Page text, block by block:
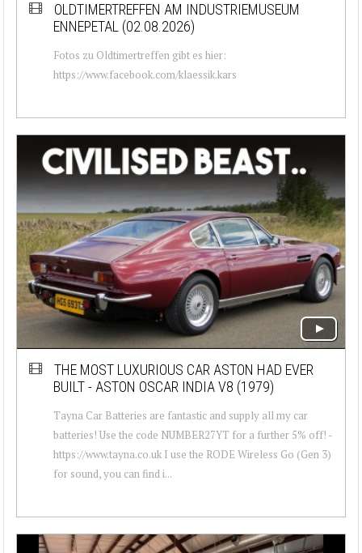
OLDTIMERTREFFEN AM INDUSTRIEMUSEUM
ENNEPETAL (02.08.2026)
Fotos zu Oldtimertreffen gibt es hier:
https://www.facebook.com/klaessik.kars
THE MOST LUXURIOUS CAR ASTON HAD EVER
BUILT - ASTON OSCAR INDIA V8 (1979)
Tayna Car Batteries are fantastic and supply all my car
batteries! Use the code NUMBER27YT for a further 5% off! -
https://www.tayna.co.uk I use the RODE Wireless Go (Gen 3)
for sound, you can find i...